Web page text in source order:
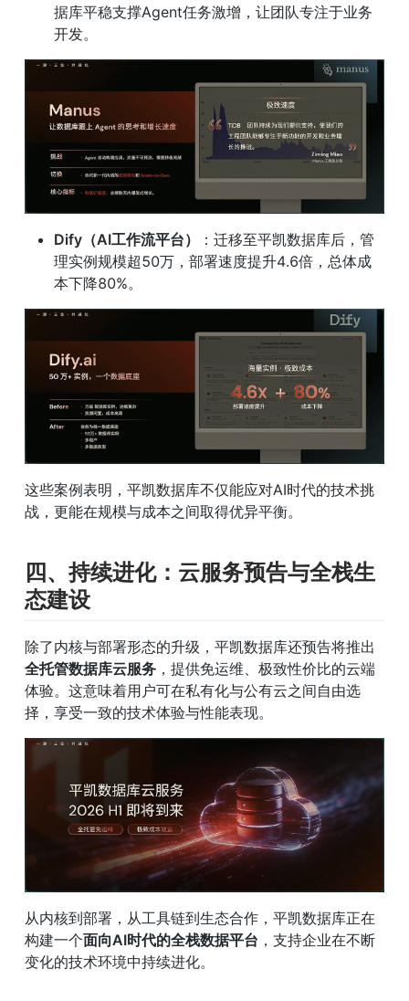
据库平稳支撑Agent任务激增，让团队专注于业务
开发。
Dify（AI工作流平台）
：迁移至平凯数据库后，管
理实例规模超50万，部署速度提升4.6倍，总体成
本下降80%。
这些案例表明，平凯数据库不仅能应对AI时代的技术挑
战，更能在规模与成本之间取得优异平衡。
四、持续进化：云服务预告与全栈生
态建设
除了内核与部署形态的升级，平凯数据库还预告将推出
全托管数据库云服务 ，提供免运维、极致性价比的云端
体验。这意味着用户可在私有化与公有云之间自由选
择，享受一致的技术体验与性能表现。
从内核到部署，从工具链到生态合作，平凯数据库正在
构建一个面向AI时代的全栈数据平台 ，支持企业在不断
变化的技术环境中持续进化。